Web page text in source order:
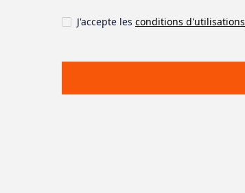
J'accepte les conditions d'utilisations